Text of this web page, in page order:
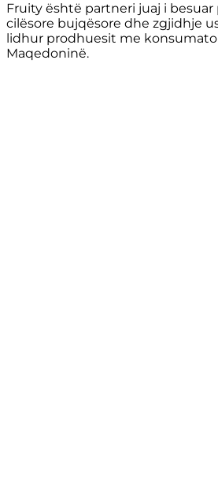
Fruity është partneri juaj i
cilësore bujqësore dhe zgjidhje
lidhur prodhuesit me
Maqedoninë.